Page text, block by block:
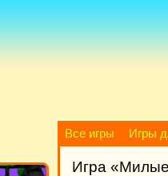
Все игры Игры
Игра